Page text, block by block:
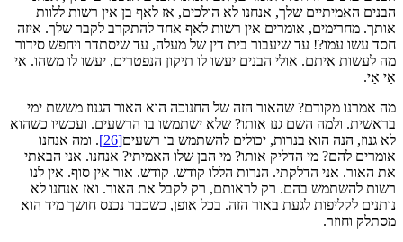
הבנים האמיתיים שלך, אנחנו לא הולכים, אז לאף בן אין רשות ללוות
אותך. מחרימים, אומרים אין רשות לאף אחד להתקרב לקבר שלך. איזה
חסד עשו עמו?! עד שיעבור בית דין של מעלה, עד שיסתדר ויחפש סידור
מה לעשות איתם. אולי הבנים יעשו לו תיקון הנפטרים, יעשו לו משהו. אַי
אַי אַי.
מה אמרנו מקודם? שהאור הזה של החנוכה הוא האור הגנוז מששת ימי
בראשית. ולמה השם גנז אותו? שלא ישתמשו בו הרשעים. ועכשיו כשהוא
לא גנוז, הנה הוא בנרות, יכולים להשתמש בו רשעים[26]
. ומה אנחנו
אומרים להם? מי הדליק אותו? מי הבן שלו האמיתי? אנחנו. אני הבאתי
את האור. אני הדלקתי. הנרות הללו קודש. קודש. אור אין סוף. אין לנו
רשות להשתמש בהם. רק לראותם, רק לקבל את האור. ואז אנחנו לא
נותנים לקליפות לגעת באור הזה. בכל אופן, כשכבר נכנס חושך מיד הוא
מסתלק וחוזר.